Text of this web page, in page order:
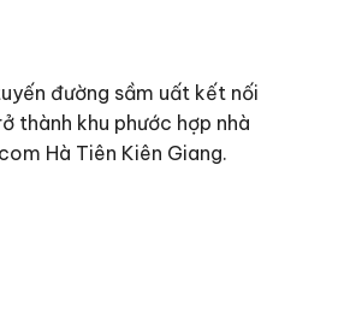
đường sầm uất kết nối
thành khu phước hợp nhà
Hà Tiên Kiên Giang.